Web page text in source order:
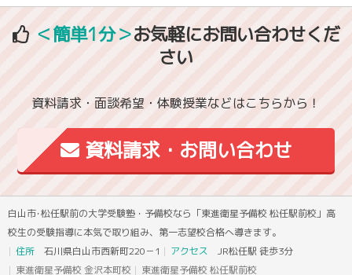
＜簡単1分＞お気軽にお問い合わせくだ
さい
資料請求・面談希望・体験授業などはこちらから！
資料請求・お問い合わせ
白山市･松任駅前の大学受験塾・予備校なら「東進衛星予備校 松任駅前校」高
校生の受験指導に本気で取り組み、第一志望校合格へ導きます。
住所 石川県白山市西新町220－1 アクセス JR松任駅 徒歩3分
東進衛星予備校 金沢本町校
東進衛星予備校 松任駅前校